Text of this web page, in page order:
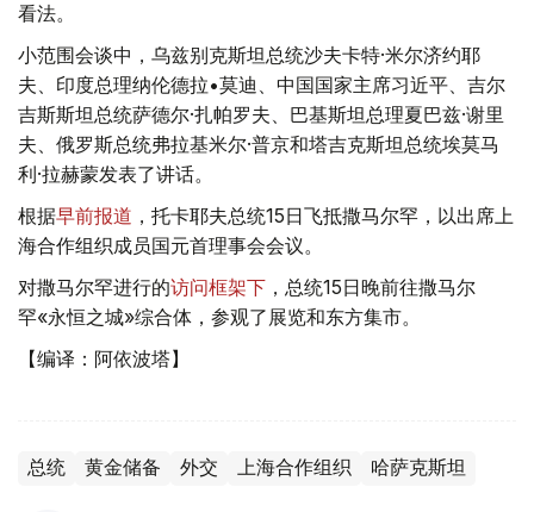
看法。
小范围会谈中，乌兹别克斯坦总统沙夫卡特·米尔济约耶
夫、印度总理纳伦德拉•莫迪、中国国家主席习近平、吉尔
吉斯斯坦总统萨德尔·扎帕罗夫、巴基斯坦总理夏巴兹·谢里
夫、俄罗斯总统弗拉基米尔·普京和塔吉克斯坦总统埃莫马
利·拉赫蒙发表了讲话。
根据早前报道 ，托卡耶夫总统15日飞抵撒马尔罕，以出席上
海合作组织成员国元首理事会会议。
对撒马尔罕进行的访问框架下 ，总统15日晚前往撒马尔
罕«永恒之城»综合体，参观了展览和东方集市。
【编译：阿依波塔】
总统 黄金储备 外交 上海合作组织 哈萨克斯坦